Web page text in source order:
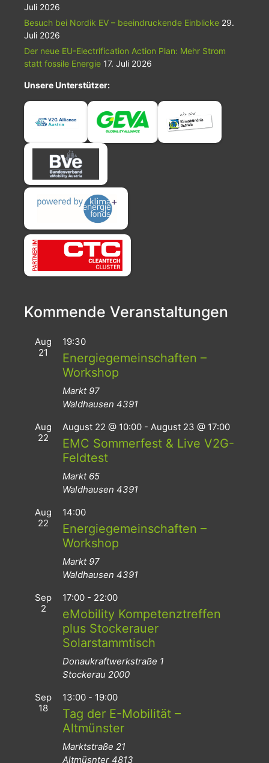
Juli 2026
Besuch bei Nordik EV – beeindruckende Einblicke 29.
Juli 2026
Der neue EU-Electrification Action Plan: Mehr Strom
statt fossile Energie 17. Juli 2026
Unsere Unterstützer:
Kommende Veranstaltungen
Aug
21
19:30
Energiegemeinschaften –
Workshop
Markt 97
Waldhausen 4391
Aug
22
August 22 @ 10:00 - August 23 @ 17:00
EMC Sommerfest & Live V2G-
Feldtest
Markt 65
Waldhausen 4391
Aug
22
14:00
Energiegemeinschaften –
Workshop
Markt 97
Waldhausen 4391
Sep
2
17:00 - 22:00
eMobility Kompetenztreffen
plus Stockerauer
Solarstammtisch
Donaukraftwerkstraße 1
Stockerau 2000
Sep
18
13:00 - 19:00
Tag der E-Mobilität –
Altmünster
Marktstraße 21
Altmüsnter 4813